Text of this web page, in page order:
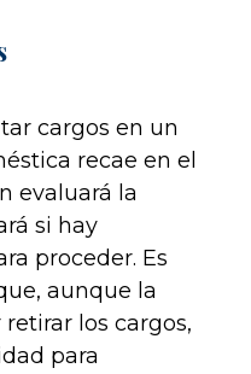
cargos en un
recae en el
evaluará la
si hay
proceder. Es
aunque la
los cargos,
para